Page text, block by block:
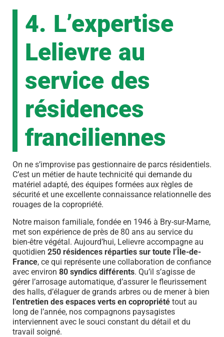
4. L’expertise
Lelievre au
service des
résidences
franciliennes
On ne s’improvise pas gestionnaire de parcs résidentiels.
C’est un métier de haute technicité qui demande du
matériel adapté, des équipes formées aux règles de
sécurité et une excellente connaissance relationnelle des
rouages de la copropriété.
Notre maison familiale, fondée en 1946 à Bry-sur-Marne,
met son expérience de près de 80 ans au service du
bien-être végétal. Aujourd’hui, Lelievre accompagne au
quotidien 250 résidences réparties sur toute l’Île-de-
France, ce qui représente une collaboration de confiance
avec environ 80 syndics différents. Qu’il s’agisse de
gérer l’arrosage automatique, d’assurer le fleurissement
des halls, d’élaguer de grands arbres ou de mener à bien
l’entretien des espaces verts en copropriété tout au
long de l’année, nos compagnons paysagistes
interviennent avec le souci constant du détail et du
travail soigné.